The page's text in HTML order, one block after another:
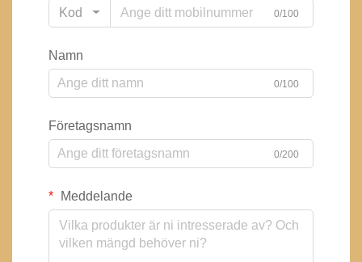
Kod
0/100
Namn
0/100
Företagsnamn
0/200
Meddelande